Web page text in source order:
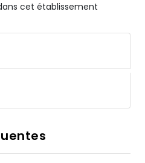
cet établissement